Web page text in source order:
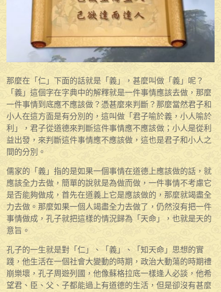
那麼在「仁」下面的話就是「義」，甚麼叫做「義」呢？
「義」這個字在字典中的解釋就是一件事情應該去做，那麼
一件事情到底應不應該做？憑甚麼來判斷？那麼當然君子和
小人在這方面是有分別的，這叫做「君子喻於義，小人喻於
利」，君子從道德來判斷這件事情應不應該做；小人是從利
益出發，來判斷這件事情應不應該做，這也是君子和小人之
間的分別。
儒家的「義」指的是如果一個事情在道德上應該做的話，就
應該全力去做，簡單的說就是為做而做，一件事情不考慮它
是否能夠做成，首先在道義上它是應該做的，那麼就竭盡全
力去做。那麼如果一個人竭盡全力去做了，仍然沒有把一件
事情做成，孔子就把這樣的情況歸為「天命」，也就是天的
意旨。
孔子的一生就是對「仁」、「義」、「知天命」思想的實
踐，他生活在一個社會大變動的時期，政治大動蕩的時期禮
崩樂壞，孔子周遊列國，他像蘇格拉底一樣逢人必談，他希
望君、臣、父、子都能過上有道德的生活，但是卻沒有甚麼